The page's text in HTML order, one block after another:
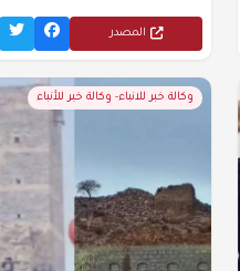
المصدر
وكالة خبر للانباء- وكالة خبر للأنباء